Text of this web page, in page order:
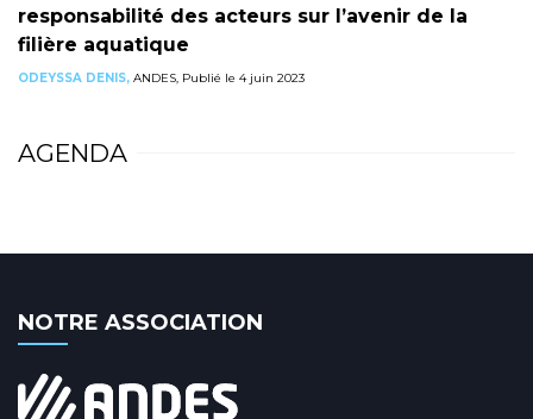
responsabilité des acteurs sur l’avenir de la
filière aquatique
ODEYSSA DENIS, ANDES, Publié le 4 juin 2023
AGENDA
NOTRE ASSOCIATION